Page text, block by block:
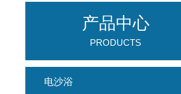
产品中心
PRODUCTS
电沙浴